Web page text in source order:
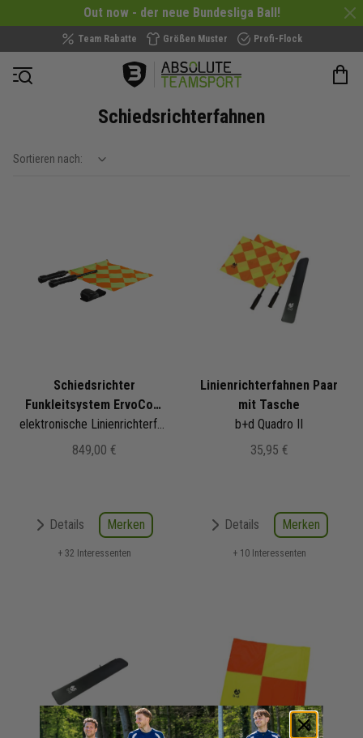
Out now - der neue Bundesliga Ball!
Team Rabatte Größen Muster Profi-Flock
Navigation öffnen
Schiedsrichterfahnen
Sortieren nach: show filteroptions
Schiedsrichter
Funkleitsystem ErvoCom
RPS2156 2 Raute
849,00 €
Details Merken
+ 32 Interessenten
Linienrichterfahnen Paar
mit Tasche
b+d Quadro II
35,95 €
Details Merken
+ 10 Interessenten